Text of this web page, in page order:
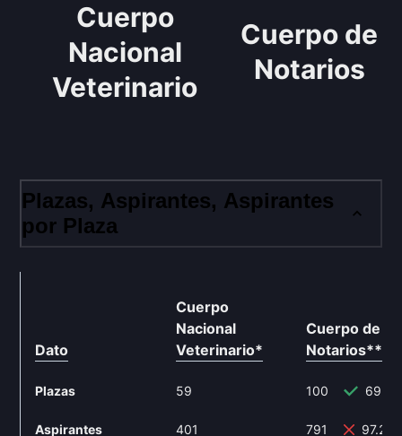
Cuerpo
Nacional
Veterinario
Cuerpo de
Notarios
Plazas, Aspirantes, Aspirantes
por Plaza
Dato
Cuerpo
Nacional
Veterinario*
Plazas 59
Aspirantes 401
Cuerpo de
Notarios**
100
791